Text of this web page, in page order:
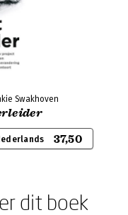
Swakhoven
37,50
dit boek